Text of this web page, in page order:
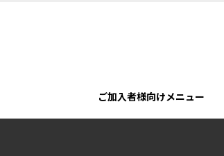
ご加入者様向けメニュー